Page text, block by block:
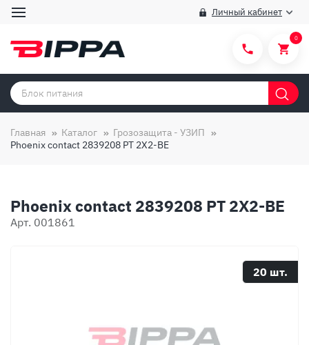
Личный кабинет
Категории товаров
Способы покупки
Вопросы и ответы
О компании
0
Главная Каталог
Грозозащита - УЗИП
Phoenix contact 2839208 PT 2X2-BE
Phoenix contact 2839208 PT 2X2-BE
Арт. 001861
20 шт.